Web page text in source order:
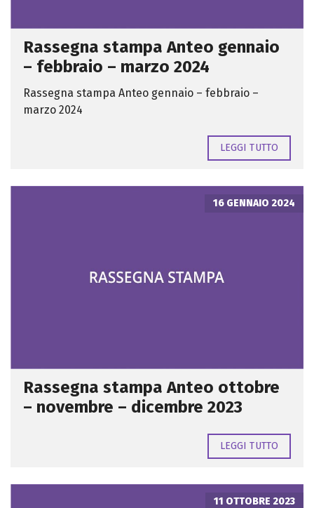
Rassegna stampa Anteo gennaio
– febbraio – marzo 2024
Rassegna stampa Anteo gennaio – febbraio –
marzo 2024
LEGGI TUTTO
16 GENNAIO 2024
Rassegna stampa Anteo ottobre
– novembre – dicembre 2023
LEGGI TUTTO
11 OTTOBRE 2023